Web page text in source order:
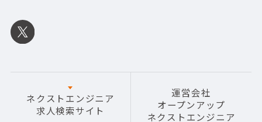
ネクストエンジニア
求人検索サイト
運営会社
オープンアップ
ネクストエンジニア